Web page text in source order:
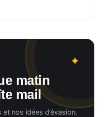
matin
mail
et nos idées d’évasion.